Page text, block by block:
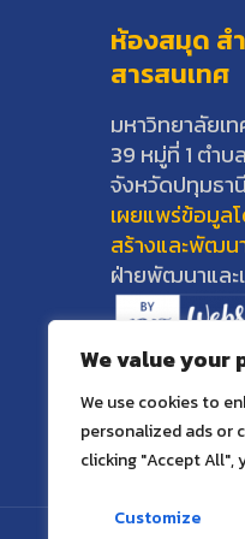
We value your
We use cookies to
personalized ads or
clicking "Accept
Customize
ห้องสมุด ส
สารสนเทศ
มหาวิทยาลัยเ
39 หมู่ที่ 1 ตำ
จังหวัดปทุมธา
เผยแพร่ข้อมูล
สร้างและพัฒน
ฝ่ายพัฒนาและ